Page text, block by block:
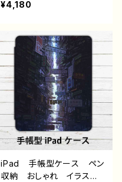
ール エモい 病みかわい
ンズ 黒髪 ピアス スー
ツ ネクタイ アイパッドカ
バー 個性的 おすすめ
人気 イラストレーター
クリエイター 絵師 オリ
ジナル デザイン グッ
ズ タイトル：黒野京 デザイ
ン57 作：黒野京
¥4,180
iPad 手帳型ケース ペン
収納 おしゃれ イラス